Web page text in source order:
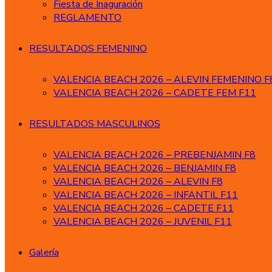
Fiesta de Inaguración
REGLAMENTO
RESULTADOS FEMENINO
VALENCIA BEACH 2026 – ALEVIN FEMENINO
VALENCIA BEACH 2026 – CADETE FEM F11
RESULTADOS MASCULINOS
VALENCIA BEACH 2026 – PREBENJAMIN F8
VALENCIA BEACH 2026 – BENJAMIN F8
VALENCIA BEACH 2026 – ALEVIN F8
VALENCIA BEACH 2026 – INFANTIL F11
VALENCIA BEACH 2026 – CADETE F11
VALENCIA BEACH 2026 – JUVENIL F11
Galería